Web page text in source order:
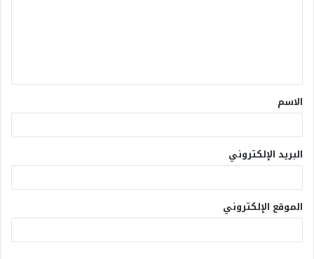
الاسم
البريد الإلكتروني
الموقع الإلكتروني